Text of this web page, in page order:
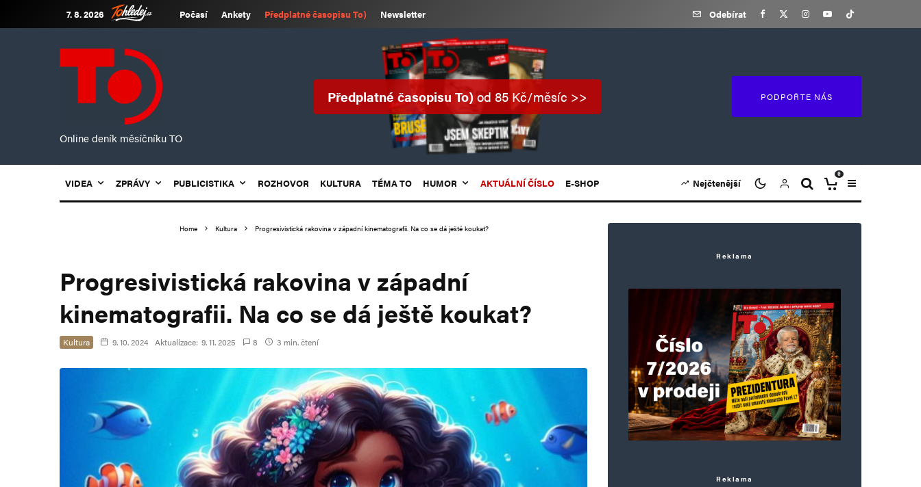
7. 8. 2026 Počasí Ankety Předplatné časopisu To) Newsletter Odebírat
Online deník měsíčníku TO
Předplatné časopisu To)od 85 Kč/měsíc >> PODPOŘTE NÁS
VIDEA ZPRÁVY PUBLICISTIKA ROZHOVOR KULTURA TÉMA TO HUMOR AKTUÁLNÍ ČÍSLO E-SHOP Nejčtenější
0
Home Kultura Progresivistická rakovina v západní kinematografii. Na co se dá ještě koukat?
Progresivistická rakovina v západní
kinematografii. Na co se dá ještě koukat?
Kultura 9. 10. 2024 Aktualizace: 9. 11. 2025 8 3 min. čtení
Reklama
Reklama